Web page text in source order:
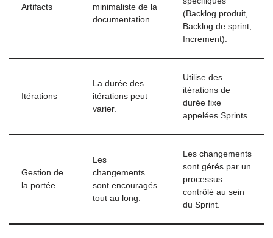
Artifacts
minimaliste de la
documentation.
(Backlog produit,
Backlog de sprint,
Increment).
Itérations
La durée des
itérations peut
varier.
Utilise des
itérations de
durée fixe
appelées Sprints.
Gestion de
la portée
Les
changements
sont encouragés
tout au long.
Les changements
sont gérés par un
processus
contrôlé au sein
du Sprint.